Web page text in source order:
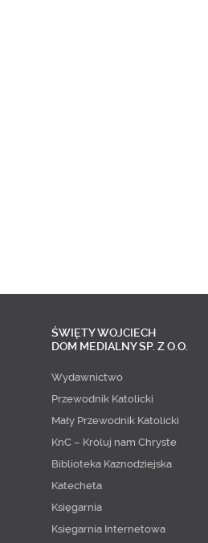
ŚWIĘTY WOJCIECH
DOM MEDIALNY SP. Z O.O.
Wydawnictwo
Przewodnik Katolicki
Mały Przewodnik Katolicki
KnC – Króluj nam Chryste
Biblioteka Kaznodziejska
Katecheta
Księgarnia
Księgarnia Internetowa